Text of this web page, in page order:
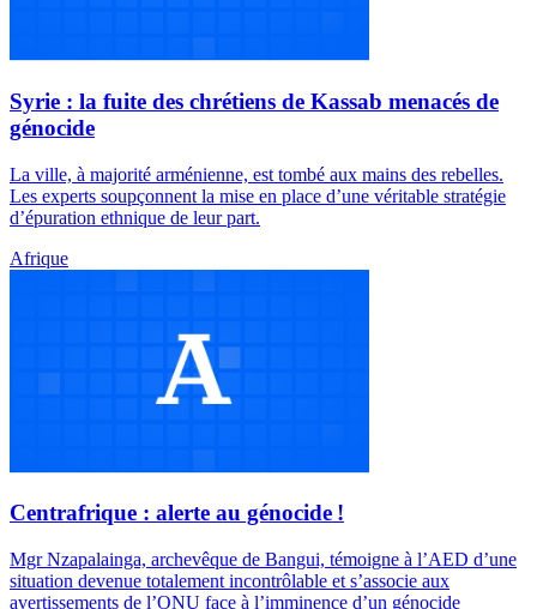
Syrie : la fuite des chrétiens de Kassab menacés de
génocide
La ville, à majorité arménienne, est tombé aux mains des rebelles.
Les experts soupçonnent la mise en place d’une véritable stratégie
d’épuration ethnique de leur part.
Afrique
Centrafrique : alerte au génocide !
Mgr Nzapalainga, archevêque de Bangui, témoigne à l’AED d’une
situation devenue totalement incontrôlable et s’associe aux
avertissements de l’ONU face à l’imminence d’un génocide